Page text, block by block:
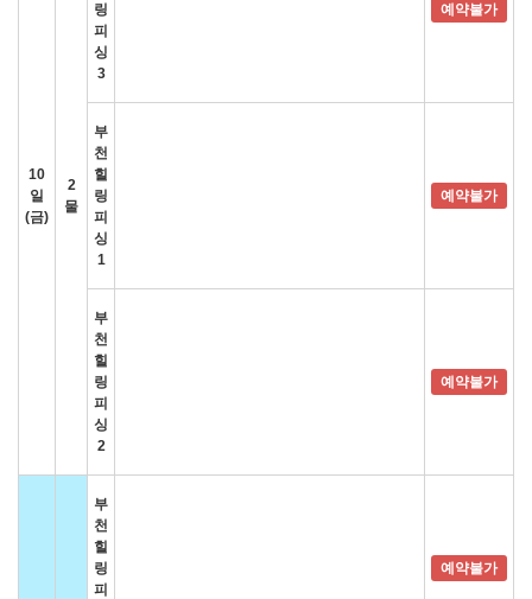
10
일
(금)
2
물
링
피
싱
3
예약불가
부
천
힐
링
피
싱
1
예약불가
부
천
힐
링
피
싱
2
예약불가
부
천
힐
링
피
예약불가